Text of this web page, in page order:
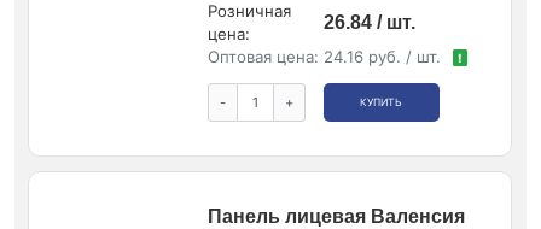
Розничная
цена:
26.84 / шт.
Оптовая цена: 24.16 руб. / шт. !
- + КУПИТЬ
Панель лицевая Валенсия